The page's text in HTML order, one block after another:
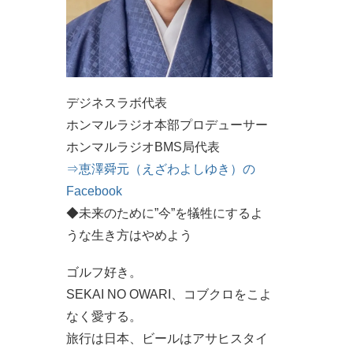
デジネスラボ代表
ホンマルラジオ本部プロデューサー
ホンマルラジオBMS局代表
⇒恵澤舜元（えざわよしゆき）の
Facebook
◆未来のために”今”を犠牲にするよ
うな生き方はやめよう
ゴルフ好き。
SEKAI NO OWARI、コブクロをこよ
なく愛する。
旅行は日本、ビールはアサヒスタイ